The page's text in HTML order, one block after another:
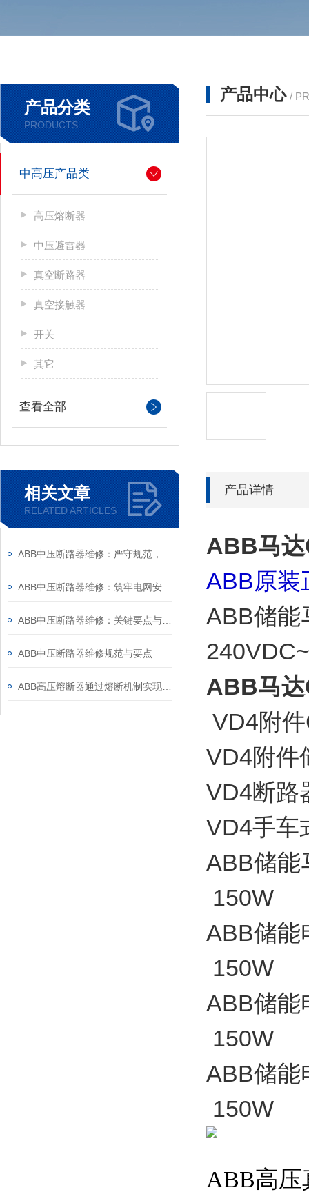
产品分类
PRODUCTS
中高压产品类
高压熔断器
中压避雷器
真空断路器
真空接触器
开关
其它
查看全部
相关文章
RELATED ARTICLES
ABB中压断路器维修规范与要点
产品中心 /
产品详情
ABB马
ABB原
ABB储
ABB马
VD4附
VD4附件
VD4断路
VD4手车
ABB储
150W
ABB储
150W
ABB储
150W
ABB储
150W
ABB高压